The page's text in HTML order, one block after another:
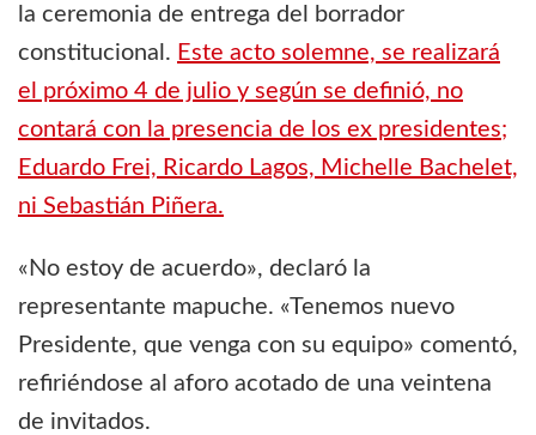
la ceremonia de entrega del borrador
constitucional. Este acto solemne, se realizará
el próximo 4 de julio y según se definió, no
contará con la presencia de los ex presidentes;
Eduardo Frei, Ricardo Lagos, Michelle Bachelet,
ni Sebastián Piñera.
«No estoy de acuerdo», declaró la
representante mapuche. «Tenemos nuevo
Presidente, que venga con su equipo» comentó,
refiriéndose al aforo acotado de una veintena
de invitados.